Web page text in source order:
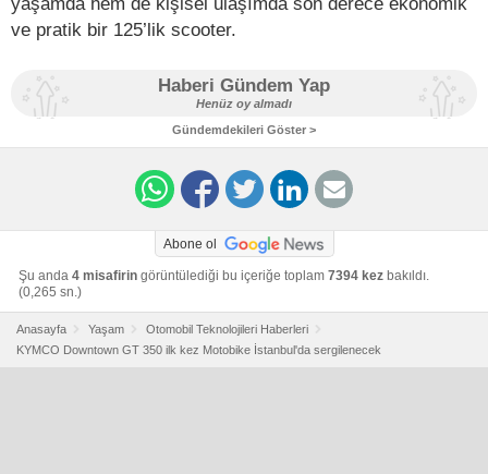
ve pratik bir 125’lik scooter.
Haberi Gündem Yap
Henüz oy almadı
Gündemdekileri Göster >
Abone ol
Şu anda 4 misafirin görüntülediği bu içeriğe toplam 7394 kez bakıldı.
(0,265 sn.)
Anasayfa Yaşam
Otomobil Teknolojileri Haberleri
KYMCO Downtown GT 350 ilk kez Motobike İstanbul'da sergilenecek